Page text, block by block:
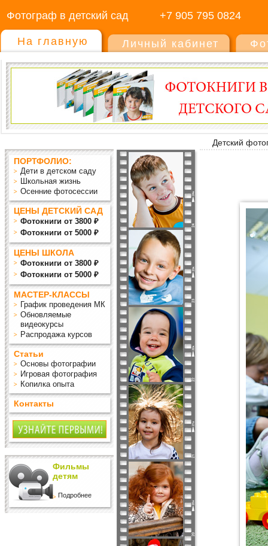
Фотограф в детский сад +7 905 795 0824
На главную Личный кабинет
Детский
ПОРТФОЛИО:
Дети в детском саду
Школьная жизнь
Осенние фотосессии
ЦЕНЫ ДЕТСКИЙ САД
Фотокниги от 3800 ₽
Фотокниги от 5000 ₽
ЦЕНЫ ШКОЛА
Фотокниги от 3800 ₽
Фотокниги от 5000 ₽
МАСТЕР-КЛАССЫ
График проведения МК
Обновляемые
видеокурсы
Распродажа курсов
Статьи
Основы фотографии
Игровая фотография
Копилка опыта
Контакты
Фильмы
детям
Подробнее